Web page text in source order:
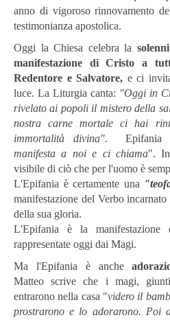
anno di vigoroso rinnovamento
testimonianza apostolica.
Oggi la Chiesa celebra la
manifestazione di Cristo a
Redentore e Salvatore, e ci
luce. La Liturgia canta: "Oggi in
rivelato ai popoli il mistero della
nostra carne mortale ci hai
immortalità divina". Epifania
manifesta a noi e ci chiama".
visibile di ciò che per l'uomo è
L'Epifania è certamente una
manifestazione del Verbo
della sua gloria.
L'Epifania è la
rappresentate oggi dai Magi.
Ma l'Epifania è anche
Matteo scrive che i magi,
entrarono nella casa "videro il
prostrarono e lo adorarono.